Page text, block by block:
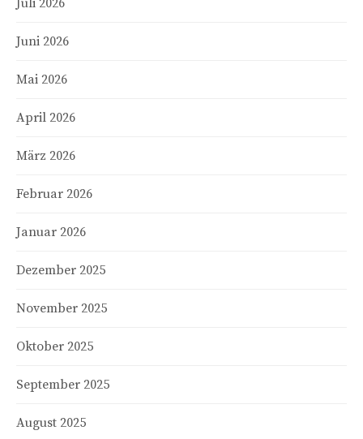
Juni 2026
Mai 2026
April 2026
März 2026
Februar 2026
Januar 2026
Dezember 2025
November 2025
Oktober 2025
September 2025
August 2025